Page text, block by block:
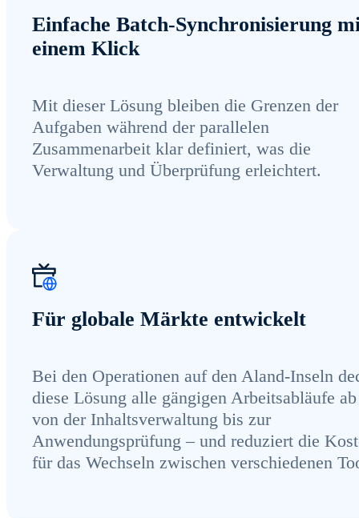
Einfache Batch-Synchronisierung
einem Klick
Mit dieser Lösung bleiben die Grenzen der
Aufgaben während der parallelen
Zusammenarbeit klar definiert, was die
Verwaltung und Überprüfung erleichtert.
Für globale Märkte entwickelt
Bei den Operationen auf den Aland-Inseln
diese Lösung alle gängigen Arbeitsabläufe
von der Inhaltsverwaltung bis zur
Anwendungsprüfung – und reduziert die
für das Wechseln zwischen verschiedenen